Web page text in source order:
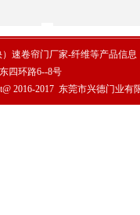
速卷帘门厂家-纤维等产品信
四环路6--8号
2016-2017 东莞市兴德门业有